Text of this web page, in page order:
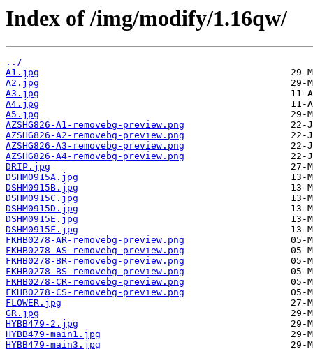
Index of /img/modify/1.16qw/
../
A1.jpg
A2.jpg
A3.jpg
A4.jpg
A5.jpg
AZSHG826-A1-removebg-preview.png
AZSHG826-A2-removebg-preview.png
AZSHG826-A3-removebg-preview.png
AZSHG826-A4-removebg-preview.png
DRIP.jpg
DSHM0915A.jpg
DSHM0915B.jpg
DSHM0915C.jpg
DSHM0915D.jpg
DSHM0915E.jpg
DSHM0915F.jpg
FKHB0278-AR-removebg-preview.png
FKHB0278-AS-removebg-preview.png
FKHB0278-BR-removebg-preview.png
FKHB0278-BS-removebg-preview.png
FKHB0278-CR-removebg-preview.png
FKHB0278-CS-removebg-preview.png
FLOWER.jpg
GR.jpg
HYBB479-2.jpg
HYBB479-main1.jpg
HYBB479-main3.jpg